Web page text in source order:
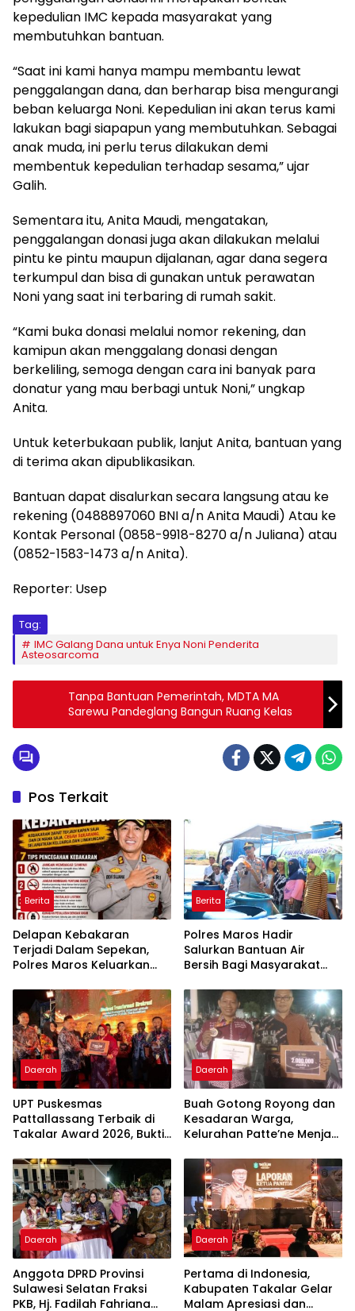
kepedulian IMC kepada masyarakat yang
membutuhkan bantuan.
“Saat ini kami hanya mampu membantu lewat
penggalangan dana, dan berharap bisa mengurangi
beban keluarga Noni. Kepedulian ini akan terus kami
lakukan bagi siapapun yang membutuhkan. Sebagai
anak muda, ini perlu terus dilakukan demi
membentuk kepedulian terhadap sesama,” ujar
Galih.
Sementara itu, Anita Maudi, mengatakan,
penggalangan donasi juga akan dilakukan melalui
pintu ke pintu maupun dijalanan, agar dana segera
terkumpul dan bisa di gunakan untuk perawatan
Noni yang saat ini terbaring di rumah sakit.
“Kami buka donasi melalui nomor rekening, dan
kamipun akan menggalang donasi dengan
berkeliling, semoga dengan cara ini banyak para
donatur yang mau berbagi untuk Noni,” ungkap
Anita.
Untuk keterbukaan publik, lanjut Anita, bantuan yang
di terima akan dipublikasikan.
Bantuan dapat disalurkan secara langsung atau ke
rekening (0488897060 BNI a/n Anita Maudi) Atau ke
Kontak Personal (0858-9918-8270 a/n Juliana) atau
(0852-1583-1473 a/n Anita).
Reporter: Usep
Tag:
IMC Galang Dana untuk Enya Noni Penderita
Asteosarcoma
Tanpa Bantuan Pemerintah, MDTA MA
Sarewu Pandeglang Bangun Ruang Kelas
Pos Terkait
Berita
Delapan Kebakaran
Terjadi Dalam Sepekan,
Polres Maros Keluarkan
Masyarakat
Berita
Polres Maros Hadir
Salurkan Bantuan Air
Bersih Bagi Masyarakat
Di Maros
Daerah
UPT Puskesmas
Pattallassang Terbaik di
Takalar Award 2026, Bukti
Pelayanan Kesehatan
Berkualitas
Daerah
Buah Gotong Royong dan
Kesadaran Warga,
Kelurahan Patte’ne Menjadi
2026
Daerah
Anggota DPRD Provinsi
Sulawesi Selatan Fraksi
PKB, Hj. Fadilah Fahriana
Daerah
Pertama di Indonesia,
Kabupaten Takalar Gelar
Malam Apresiasi dan